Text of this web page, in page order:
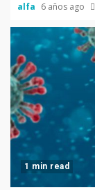
alfa 6 años ago
1 min read